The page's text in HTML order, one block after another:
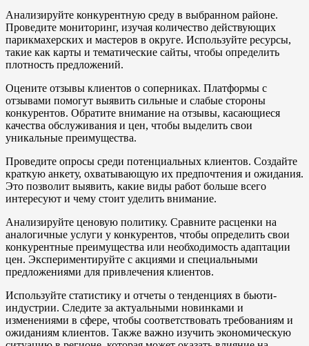
Анализируйте конкурентную среду в выбранном районе.
Проведите мониторинг, изучая количество действующих
парикмахерских и мастеров в округе. Используйте ресурсы,
такие как карты и тематические сайты, чтобы определить
плотность предложений.
Оцените отзывы клиентов о соперниках. Платформы с
отзывами помогут выявить сильные и слабые стороны
конкурентов. Обратите внимание на отзывы, касающиеся
качества обслуживания и цен, чтобы выделить свои
уникальные преимущества.
Проведите опросы среди потенциальных клиентов. Создайте
краткую анкету, охватывающую их предпочтения и ожидания.
Это позволит выявить, какие виды работ больше всего
интересуют и чему стоит уделить внимание.
Анализируйте ценовую политику. Сравните расценки на
аналогичные услуги у конкурентов, чтобы определить свои
конкурентные преимущества или необходимость адаптации
цен. Экспериментируйте с акциями и специальными
предложениями для привлечения клиентов.
Используйте статистику и отчеты о тенденциях в бьюти-
индустрии. Следите за актуальными новинками и
изменениями в сфере, чтобы соответствовать требованиям и
ожиданиям клиентов. Также важно изучить экономическую